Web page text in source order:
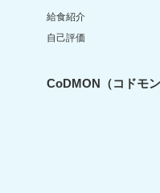
給食紹介
自己評価
CoDMON（コドモン